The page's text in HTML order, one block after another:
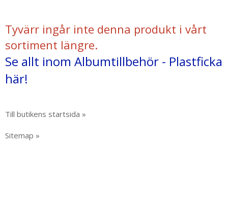
Tyvärr ingår inte denna produkt i vårt
sortiment längre.
Se allt inom Albumtillbehör - Plastficka
här!
Till butikens startsida »
Sitemap »